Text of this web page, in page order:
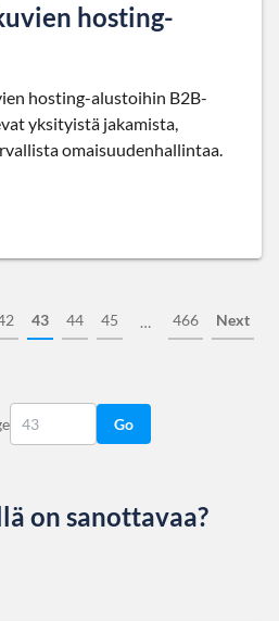
hosting-
hosting-alustoihin B2B-
yksityistä jakamista,
omaisuudenhallintaa.
43 44 45 … 466 Next
Go
on sanottavaa?